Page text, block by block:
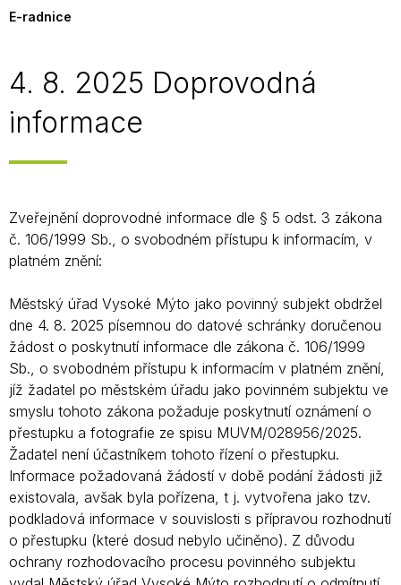
E-radnice
4. 8. 2025 Doprovodná
informace
Zveřejnění doprovodné informace dle § 5 odst. 3 zákona
č. 106/1999 Sb., o svobodném přístupu k informacím, v
platném znění:
Městský úřad Vysoké Mýto jako povinný subjekt obdržel
dne 4. 8. 2025 písemnou do datové schránky doručenou
žádost o poskytnutí informace dle zákona č. 106/1999
Sb., o svobodném přístupu k informacím v platném znění,
jíž žadatel po městském úřadu jako povinném subjektu ve
smyslu tohoto zákona požaduje poskytnutí oznámení o
přestupku a fotografie ze spisu MUVM/028956/2025.
Žadatel není účastníkem tohoto řízení o přestupku.
Informace požadovaná žádostí v době podání žádosti již
existovala, avšak byla pořízena, t j. vytvořena jako tzv.
podkladová informace v souvislosti s přípravou rozhodnutí
o přestupku (které dosud nebylo učiněno). Z důvodu
ochrany rozhodovacího procesu povinného subjektu